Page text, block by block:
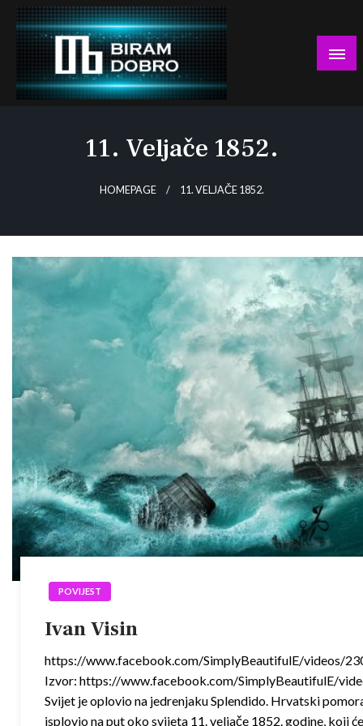
Skip
content
11. Veljače 1852.
HOMEPAGE 11. VELJAČE 1852.
POVIJEST
Ivan Visin
https://www.facebook.com/SimplyBeautifulE/videos/
Izvor: https://www.facebook.com/SimplyBeautifulE/
Svijet je oplovio na jedrenjaku Splendido. Hrvatski
isplovio na put oko svijeta 11. veljače 1852. godine, koji